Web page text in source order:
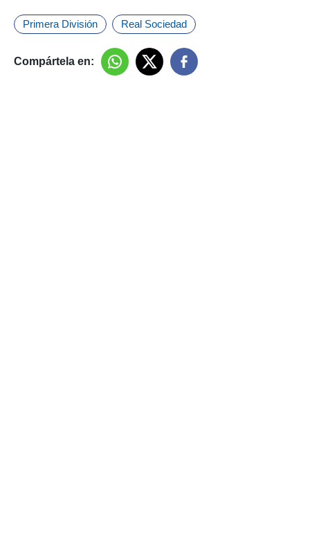
Primera División Real Sociedad
Compártela en: